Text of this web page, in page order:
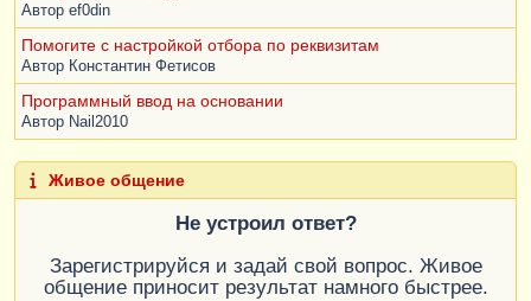
Автор ef0din
Помогите с настройкой отбора по реквизитам
Автор Константин Фетисов
Программный ввод на основании
Автор Nail2010
Живое общение
Не устроил ответ?
Зарегистрируйся и задай свой вопрос. Живое
общение приносит результат намного быстрее.